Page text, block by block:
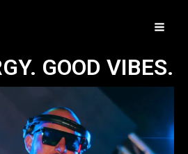
GOOD VIBES.